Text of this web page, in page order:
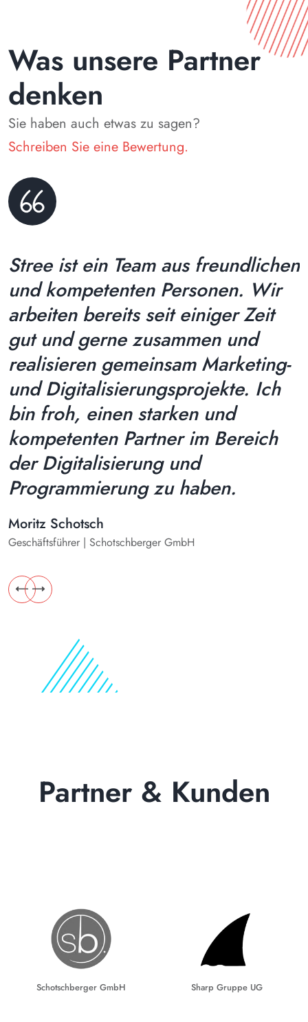
Was unsere Partner
denken
Sie haben auch etwas zu sagen?
Schreiben Sie eine Bewertung.
Stree ist ein Team aus freundlichen
und kompetenten Personen. Wir
arbeiten bereits seit einiger Zeit
gut und gerne zusammen und
realisieren gemeinsam Marketing-
und Digitalisierungsprojekte. Ich
bin froh, einen starken und
kompetenten Partner im Bereich
der Digitalisierung und
Programmierung zu haben.
Moritz Schotsch
Geschäftsführer | Schotschberger GmbH
Partner & Kunden
Schotschberger GmbH Sharp Gruppe UG